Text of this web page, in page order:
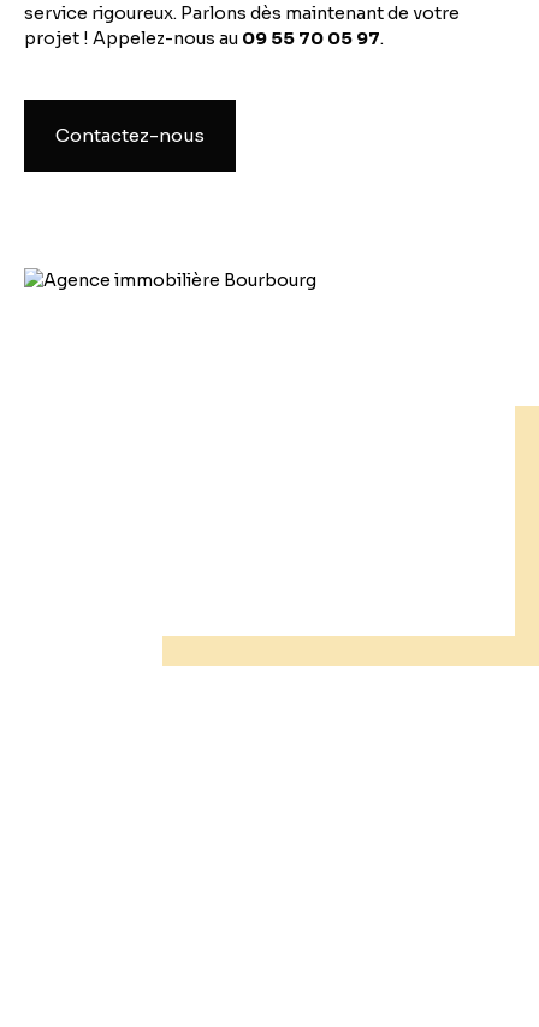
service rigoureux. Parlons dès maintenant de votre
projet ! Appelez-nous au 09 55 70 05 97.
Contactez-nous